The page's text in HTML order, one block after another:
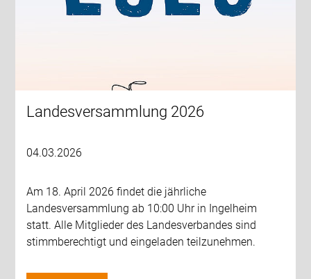
Landesversammlung 2026
04.03.2026
Am 18. April 2026 findet die jährliche
Landesversammlung ab 10:00 Uhr in Ingelheim
statt. Alle Mitglieder des Landesverbandes sind
stimmberechtigt und eingeladen teilzunehmen.